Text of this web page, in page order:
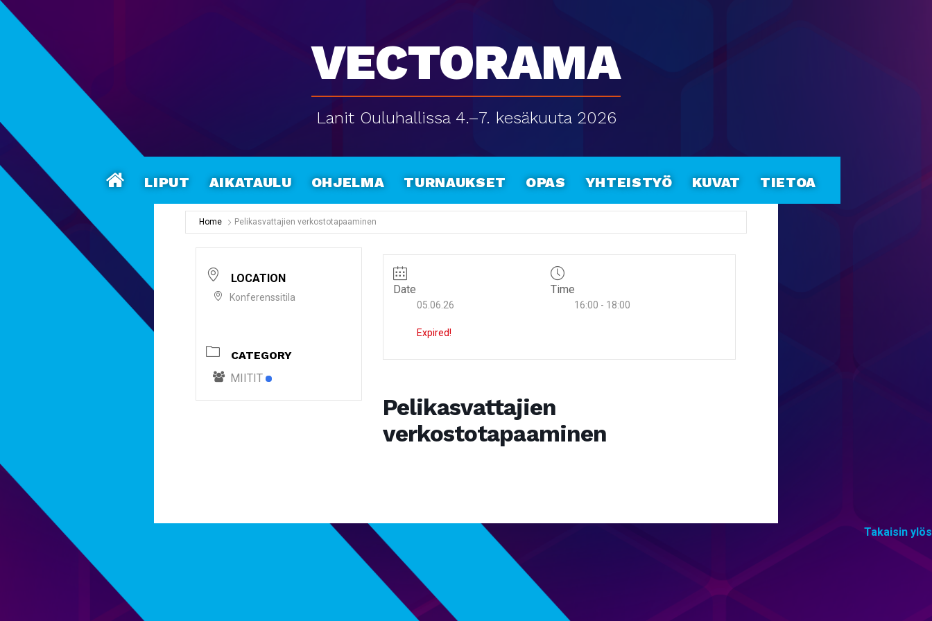
Vectorama
Lanit Ouluhallissa 4.–7. kesäkuuta 2026
Liput Aikataulu Ohjelma Turnaukset Opas Yhteistyö Kuvat Tietoa
Home Pelikasvattajien verkostotapaaminen
LOCATION
Konferenssitila
CATEGORY
MIITIT
Date
05.06.26
Expired!
Time
16:00 - 18:00
Pelikasvattajien
verkostotapaaminen
Takaisin ylös